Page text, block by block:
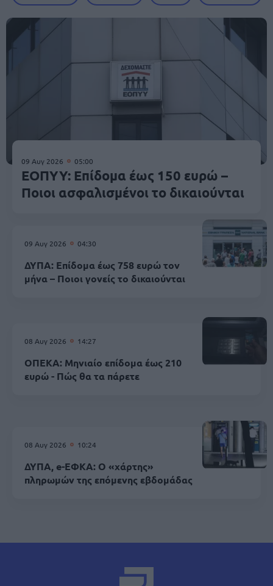
09 Αυγ 2026 05:00
ΕΟΠΥΥ: Επίδομα έως 150 ευρώ –
Ποιοι ασφαλισμένοι το δικαιούνται
09 Αυγ 2026 04:30
ΔΥΠΑ: Επίδομα έως 758 ευρώ τον
μήνα – Ποιοι γονείς το δικαιούνται
08 Αυγ 2026 14:27
ΟΠΕΚΑ: Μηνιαίο επίδομα έως 210
ευρώ - Πώς θα τα πάρετε
08 Αυγ 2026 10:24
ΔΥΠΑ, e-ΕΦΚΑ: Ο «χάρτης»
πληρωμών της επόμενης εβδομάδας